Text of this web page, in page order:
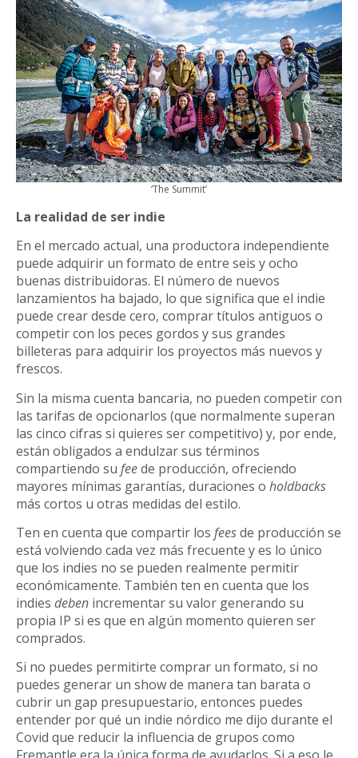
‘The Summit’
La realidad de ser indie
En el mercado actual, una productora independiente
puede adquirir un formato de entre seis y ocho
buenas distribuidoras. El número de nuevos
lanzamientos ha bajado, lo que significa que el indie
puede crear desde cero, comprar títulos antiguos o
competir con los peces gordos y sus grandes
billeteras para adquirir los proyectos más nuevos y
frescos.
Sin la misma cuenta bancaria, no pueden competir con
las tarifas de opcionarlos (que normalmente superan
las cinco cifras si quieres ser competitivo) y, por ende,
están obligados a endulzar sus términos
compartiendo su feede producción, ofreciendo
mayores mínimas garantías, duraciones o holdbacks
más cortos u otras medidas del estilo.
Ten en cuenta que compartir los feesde producción se
está volviendo cada vez más frecuente y es lo único
que los indies no se pueden realmente permitir
económicamente. También ten en cuenta que los
indies deben incrementar su valor generando su
propia IP si es que en algún momento quieren ser
comprados.
Si no puedes permitirte comprar un formato, si no
puedes generar un show de manera tan barata o
cubrir un gap presupuestario, entonces puedes
entender por qué un indie nórdico me dijo durante el
Covid que reducir la influencia de grupos como